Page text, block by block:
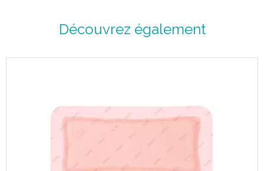
Découvrez également